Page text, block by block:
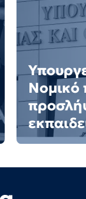
Νομικό